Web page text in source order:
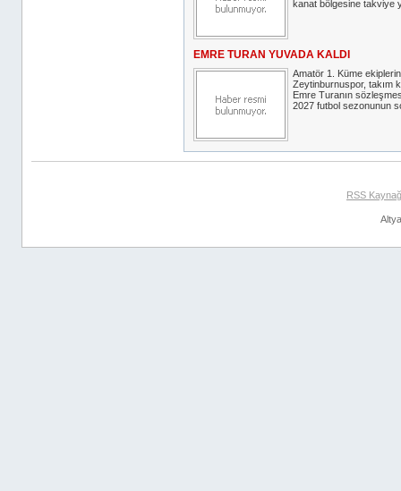
kanat bölgesine takviye
EMRE TURAN YUVADA KALDI
Amatör 1. Küme
Zeytinburnuspor, takım
Emre Turanın
2027 futbol sezonunun
RSS